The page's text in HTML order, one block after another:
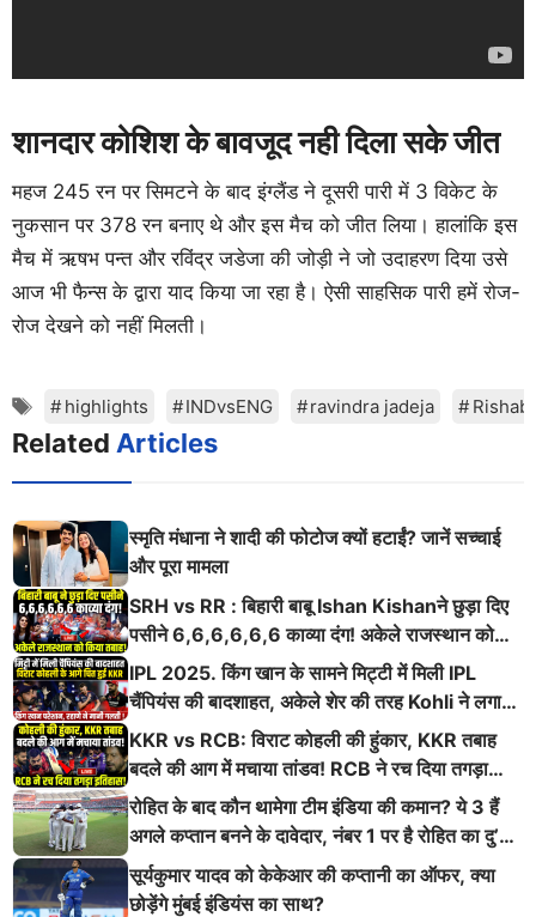
शानदार कोशिश के बावजूद नही दिला सके जीत
महज 245 रन पर सिमटने के बाद इंग्लैंड ने दूसरी पारी में 3 विकेट के
नुकसान पर 378 रन बनाए थे और इस मैच को जीत लिया। हालांकि इस
मैच में ऋषभ पन्त और रविंद्र जडेजा की जोड़ी ने जो उदाहरण दिया उसे
आज भी फैन्स के द्वारा याद किया जा रहा है। ऐसी साहसिक पारी हमें रोज-
रोज देखने को नहीं मिलती।
Tags
highlights INDvsENG ravindra jadeja
Related Articles
स्मृति मंधाना ने शादी की फोटोज क्यों हटाईं? जानें सच्चाई
और पूरा मामला
SRH vs RR : बिहारी बाबू Ishan Kishanने छुड़ा दिए
पसीने 6,6,6,6,6,6 काव्या दंग! अकेले राजस्थान को
किया तबाह!
IPL 2025. किंग खान के सामने मिट्टी में मिली IPL
चैंपियंस की बादशाहत, अकेले शेर की तरह Kohli ने लगाई
ऐसी दहाड़
KKR vs RCB: विराट कोहली की हुंकार, KKR तबाह
बदले की आग में मचाया तांडव! RCB ने रच दिया तगड़ा
इतिहास
रोहित के बाद कौन थामेगा टीम इंडिया की कमान? ये 3 हैं
अगले कप्तान बनने के दावेदार, नंबर 1 पर है रोहित का दु’
श्मन
सूर्यकुमार यादव को केकेआर की कप्तानी का ऑफर, क्या
छोड़ेंगे मुंबई इंडियंस का साथ?